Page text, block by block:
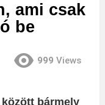
ami csak
be
999 Views
között bármely